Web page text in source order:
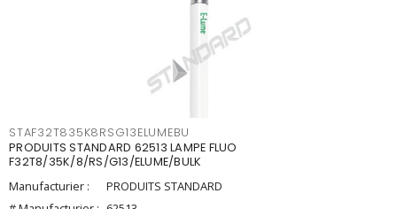
STAF32T835K8RSG13ELUMEBU
PRODUITS STANDARD 62513 LAMPE FLUO
F32T8/35K/8/RS/G13/ELUME/BULK
Manufacturier :
PRODUITS STANDARD